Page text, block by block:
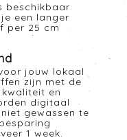
beschikbaar
een langer
per 25 cm
jouw lokaal
zijn met de
en
digitaal
gewassen te
1 week.